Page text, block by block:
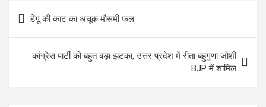
o
k
p
p
Post
navigation
डेंगू की काट का अचूक मौसमी फल
कांग्रेस पार्टी को बहुत बड़ा झटका, उत्तर प्रदेश में रीता बहुगुणा जोशी
BJP में शामिल